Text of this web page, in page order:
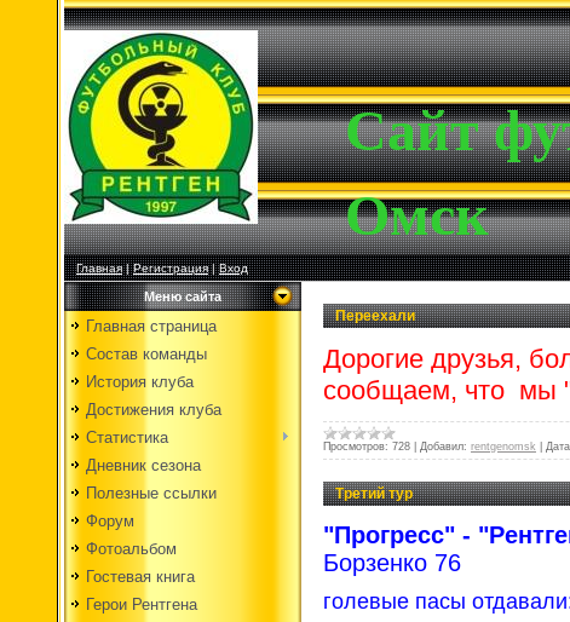
Сайт
Омск
Главная|Регистрация|Вход
Меню сайта
Главная страница
Состав команды
История клуба
Достижения клуба
Статистика
Дневник сезона
Полезные ссылки
Форум
Фотоальбом
Гостевая книга
Герои Рентгена
Переехали
Дорогие друзья,
сообщаем, что мы
Просмотров: 728 Добавил: rentgenomsk
Третий тур
"Прогресс" -
Борзенко 76
голевые пасы